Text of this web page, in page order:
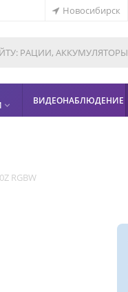
Новосибирск
 ВИДЕОНАБЛЮДЕНИЕ
RGBW